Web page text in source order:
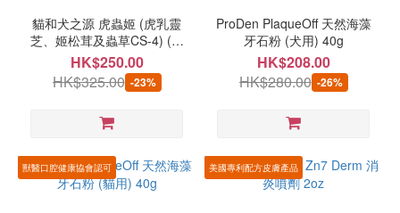
貓和犬之源 虎蟲姬 (虎乳靈
芝、姬松茸及蟲草CS-4) (寵
物專用) (60粒裝)
HK$250.00
HK$325.00 -23%
ProDen PlaqueOff 天然海藻
牙石粉 (犬用) 40g
HK$208.00
HK$280.00 -26%
獸醫口腔健康協會認可 美國專利配方皮膚產品